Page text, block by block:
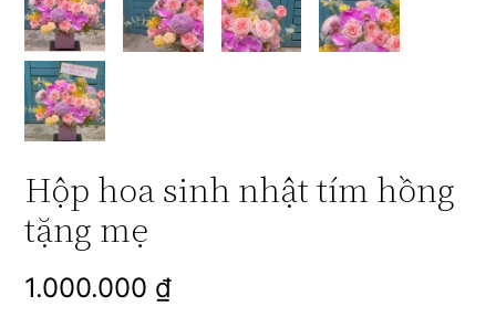
Hộp hoa sinh nhật tím hồng
tặng mẹ
1.000.000 ₫